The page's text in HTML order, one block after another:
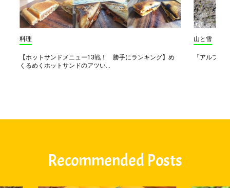
料理
【ホットサンドメニュー13戦！ 勝手にランキング】め
くるめくホットサンドのアツい...
山と雪
「アルプス
Recommended Posts